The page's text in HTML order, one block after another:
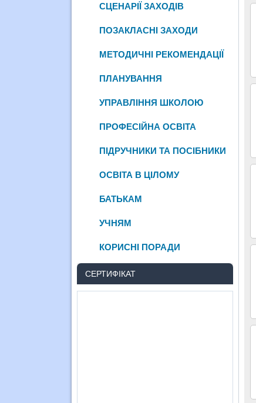
СЦЕНАРІЇ ЗАХОДІВ
ПОЗАКЛАСНІ ЗАХОДИ
МЕТОДИЧНІ РЕКОМЕНДАЦІЇ
ПЛАНУВАННЯ
УПРАВЛІННЯ ШКОЛОЮ
ПРОФЕСІЙНА ОСВІТА
ПІДРУЧНИКИ ТА ПОСІБНИКИ
ОСВІТА В ЦІЛОМУ
БАТЬКАМ
УЧНЯМ
КОРИСНІ ПОРАДИ
СЕРТИФІКАТ